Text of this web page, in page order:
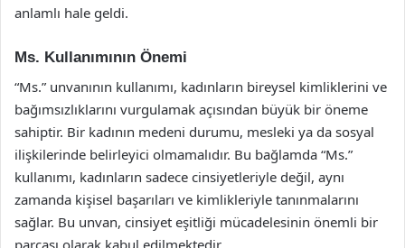
anlamlı hale geldi.
Ms. Kullanımının Önemi
“Ms.” unvanının kullanımı, kadınların bireysel kimliklerini ve
bağımsızlıklarını vurgulamak açısından büyük bir öneme
sahiptir. Bir kadının medeni durumu, mesleki ya da sosyal
ilişkilerinde belirleyici olmamalıdır. Bu bağlamda “Ms.”
kullanımı, kadınların sadece cinsiyetleriyle değil, aynı
zamanda kişisel başarıları ve kimlikleriyle tanınmalarını
sağlar. Bu unvan, cinsiyet eşitliği mücadelesinin önemli bir
parçası olarak kabul edilmektedir.